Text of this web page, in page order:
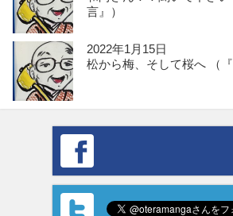
言』）
2022年1月15日
松から梅、そして桜へ （